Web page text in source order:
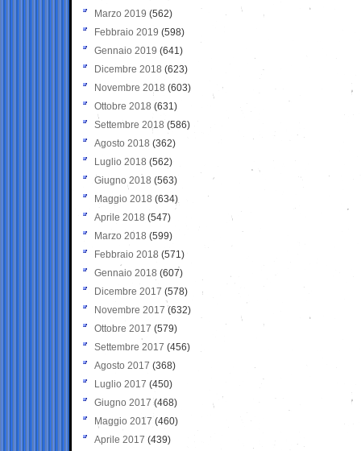
Marzo 2019 (562)
Febbraio 2019 (598)
Gennaio 2019 (641)
Dicembre 2018 (623)
Novembre 2018 (603)
Ottobre 2018 (631)
Settembre 2018 (586)
Agosto 2018 (362)
Luglio 2018 (562)
Giugno 2018 (563)
Maggio 2018 (634)
Aprile 2018 (547)
Marzo 2018 (599)
Febbraio 2018 (571)
Gennaio 2018 (607)
Dicembre 2017 (578)
Novembre 2017 (632)
Ottobre 2017 (579)
Settembre 2017 (456)
Agosto 2017 (368)
Luglio 2017 (450)
Giugno 2017 (468)
Maggio 2017 (460)
Aprile 2017 (439)